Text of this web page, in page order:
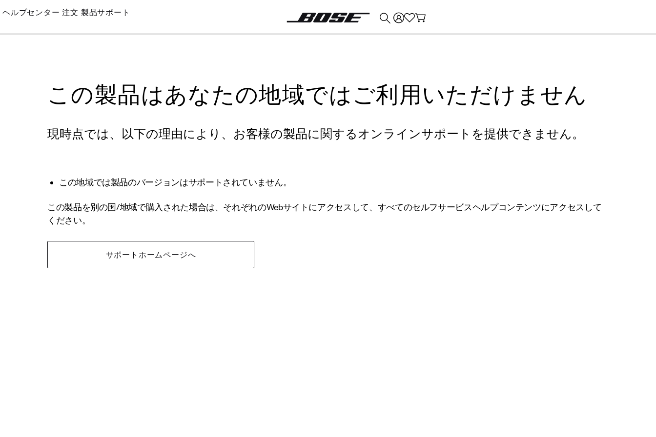
Skip
Main
ヘルプセンター 注文 製品サポート
この製品はあなたの地域ではご利用いただけません
現時点では、以下の理由により、お客様の製品に関するオンラインサポートを提供できません。
この地域では製品のバージョンはサポートされていません。
この製品を別の国/地域で購入された場合は、それぞれのWebサイトにアクセスして、すべてのセルフサービスヘルプコンテンツにアクセスして
ください。
サポートホームページへ